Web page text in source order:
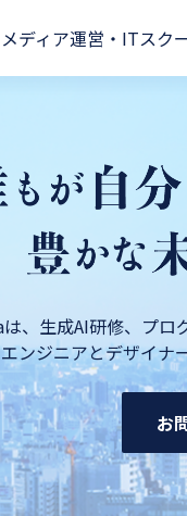
メディア運営・ITスク
、生成AI研修、プロ
エンジニアとデザイナ
お